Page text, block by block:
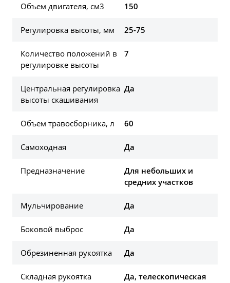
Объем двигателя, см3 150
Регулировка высоты, мм 25-75
Количество положений в
регулировке высоты
7
Центральная регулировка
высоты скашивания
Да
Объем травосборника, л 60
Самоходная Да
Предназначение
Для небольших и
средних участков
Мульчирование Да
Боковой выброс Да
Обрезиненная рукоятка Да
Складная рукоятка Да, телескопическая